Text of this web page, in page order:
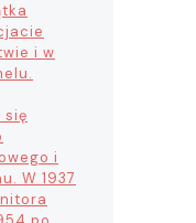
i w
się
i
W 1937